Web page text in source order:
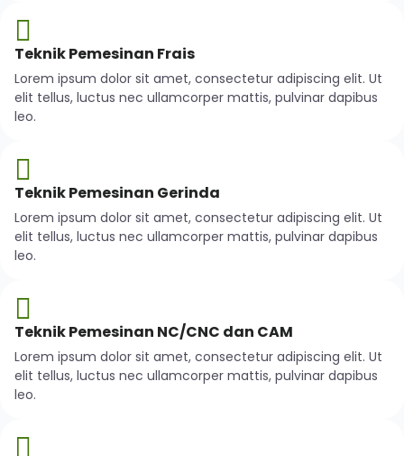
Teknik Pemesinan Frais
Lorem ipsum dolor sit amet, consectetur adipiscing elit. Ut
elit tellus, luctus nec ullamcorper mattis, pulvinar dapibus
leo.
Teknik Pemesinan Gerinda
Lorem ipsum dolor sit amet, consectetur adipiscing elit. Ut
elit tellus, luctus nec ullamcorper mattis, pulvinar dapibus
leo.
Teknik Pemesinan NC/CNC dan CAM
Lorem ipsum dolor sit amet, consectetur adipiscing elit. Ut
elit tellus, luctus nec ullamcorper mattis, pulvinar dapibus
leo.